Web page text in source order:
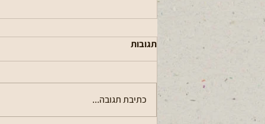
תגובות
כתיבת תגובה...